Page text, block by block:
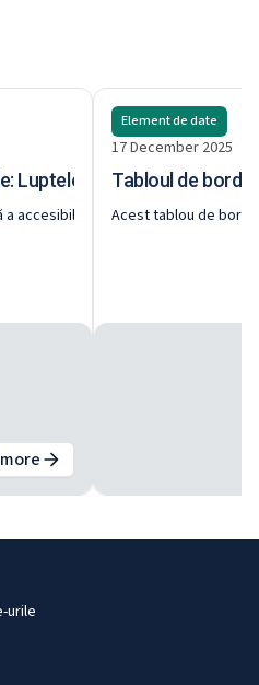
firmei și al
și a analizat economia
a schimbărilor climatice.
în economie de la
Luptele pentru locuințe ale
a accesibilității locuințelor care
aboutProvocări fundamentale:
17 December 2025
Element de date
Tabloul de bord
Acest tablou de bord
urile